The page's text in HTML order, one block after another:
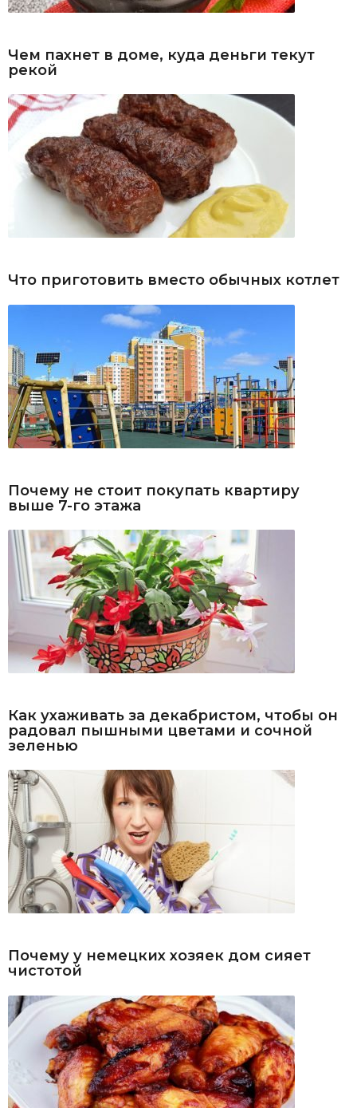
Чем пахнет в доме, куда деньги текут
рекой
Что приготовить вместо обычных котлет
Почему не стоит покупать квартиру
выше 7-го этажа
Как ухаживать за декабристом, чтобы он
радовал пышными цветами и сочной
зеленью
Почему у немецких хозяек дом сияет
чистотой